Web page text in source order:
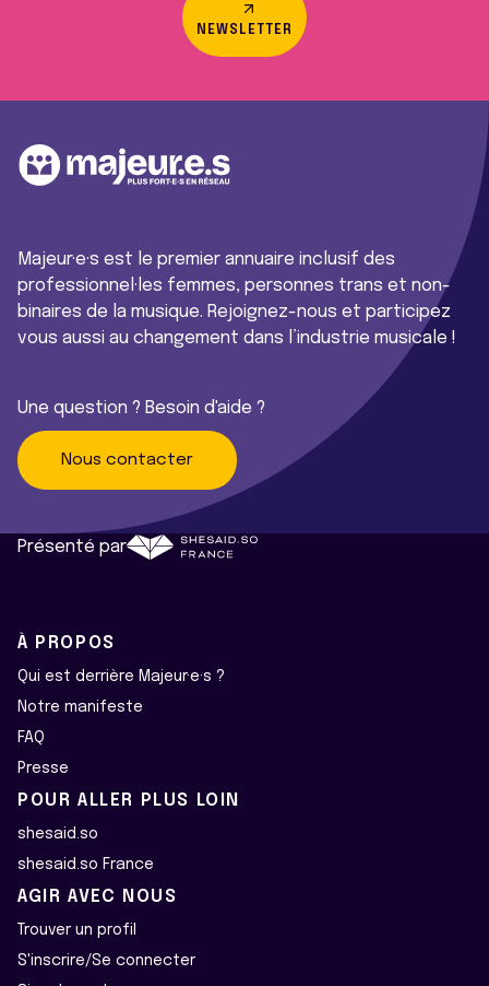
NEWSLETTER
Majeur·e·s est le premier annuaire inclusif des
professionnel·les femmes, personnes trans et non-
binaires de la musique. Rejoignez-nous et participez
vous aussi au changement dans l’industrie musicale !
Une question ? Besoin d'aide ?
Nous contacter
Présenté par
À PROPOS
Qui est derrière Majeur·e·s ?
Notre manifeste
FAQ
Presse
POUR ALLER PLUS LOIN
shesaid.so
shesaid.so France
AGIR AVEC NOUS
Trouver un profil
S'inscrire/Se connecter